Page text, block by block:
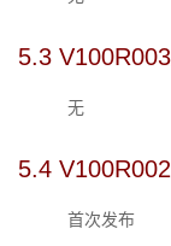
5.3
无
5.4
首次发布